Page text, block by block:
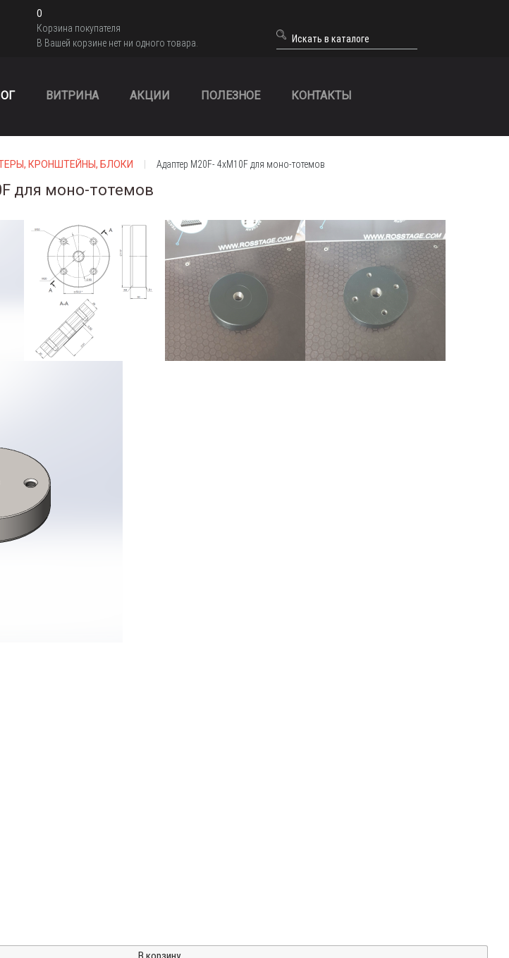
0
Корзина покупателя
В Вашей корзине нет ни одного товара.
ВИТРИНА АКЦИИ ПОЛЕЗНОЕ КОНТАКТЫ
КРОНШТЕЙНЫ, БЛОКИ Адаптер M20F- 4xM10F для моно-тотемов
для моно-тотемов